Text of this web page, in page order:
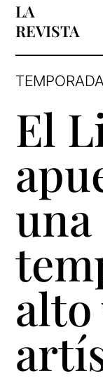
LA
REVISTA
El
una
alto